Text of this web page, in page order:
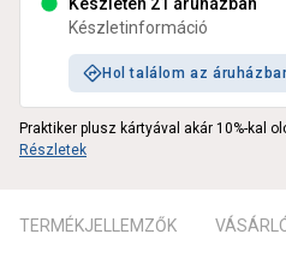
Készleten 21 áruházban
Készletinformáció
Hol találom az
Praktiker plusz kártyával akár 10%-kal
Részletek
TERMÉKJELLEMZŐK